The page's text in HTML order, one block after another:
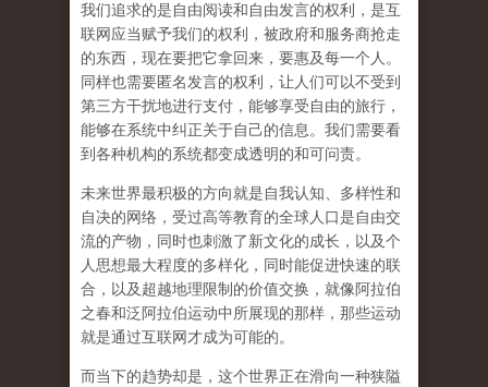
我们追求的是自由阅读和自由发言的权利，是互
联网应当赋予我们的权利，被政府和服务商抢走
的东西，现在要把它拿回来，要惠及每一个人。
同样也需要匿名发言的权利，让人们可以不受到
第三方干扰地进行支付，能够享受自由的旅行，
能够在系统中纠正关于自己的信息。我们需要看
到各种机构的系统都变成透明的和可问责。
未来世界最积极的方向就是自我认知、多样性和
自决的网络，受过高等教育的全球人口是自由交
流的产物，同时也刺激了新文化的成长，以及个
人思想最大程度的多样化，同时能促进快速的联
合，以及超越地理限制的价值交换，就像阿拉伯
之春和泛阿拉伯运动中所展现的那样，那些运动
就是通过互联网才成为可能的。
而当下的趋势却是，这个世界正在滑向一种狭隘